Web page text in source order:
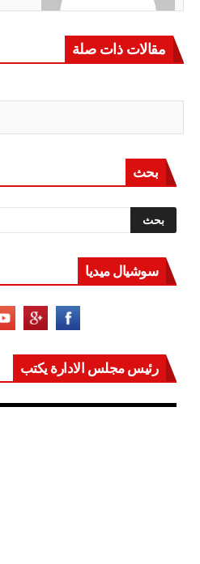
مقالات ذات صلة
بحث
سوشيال ميديا
رئيس مجلس الادارة يكتب
مصر تعيد للعالم اتزانه